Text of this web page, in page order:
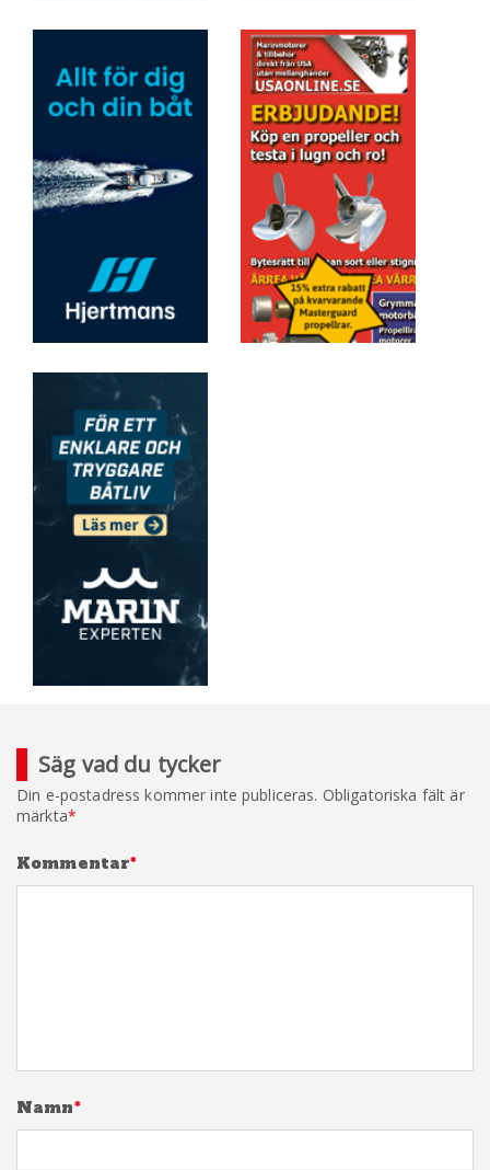
Säg vad du tycker
Din e-postadress kommer inte publiceras. Obligatoriska fält är
märkta*
Kommentar*
Namn*